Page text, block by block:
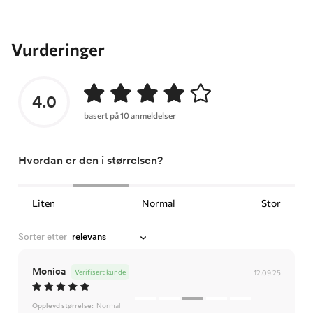
Vurderinger
4.0
basert på 10 anmeldelser
Hvordan er den i størrelsen?
Liten Normal Stor
Sorter etter
Monica 12.09.25
Verifisert kunde
Opplevd størrelse: Normal